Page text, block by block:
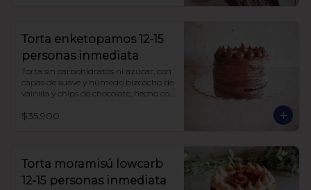
Torta enketopamos 12-15
personas inmediata
Torta sin carbohidratos ni azúcar, con
capas de suave y húmedo bizcocho de
vainilla y chips de chocolate, hecho con
rellena con frosting queso crema y
$35.900
Torta moramisú lowcarb
12-15 personas inmediata